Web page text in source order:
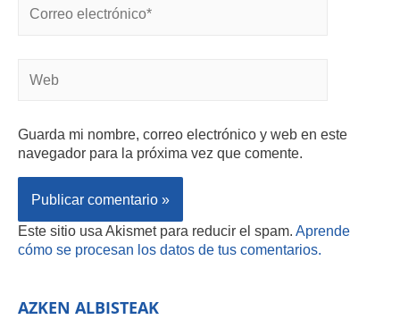
Guarda mi nombre, correo electrónico y web en este
navegador para la próxima vez que comente.
Este sitio usa Akismet para reducir el spam. Aprende
cómo se procesan los datos de tus comentarios.
AZKEN ALBISTEAK